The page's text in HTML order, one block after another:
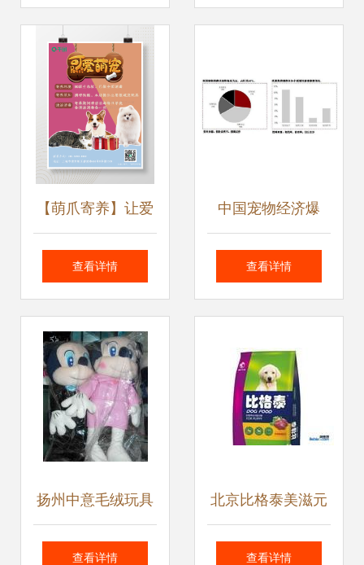
【萌爪寄养】让爱
宠享受梦幻假期
全新上线
查看详情
中国宠物经济爆
发，宠物咬胶ODM
宠物服务的全新布
局
查看详情
扬州中意毛绒玩具
厂 宠物玩具与舒适
查看详情
北京比格泰美滋元
宠食优选，市内厂
查看详情